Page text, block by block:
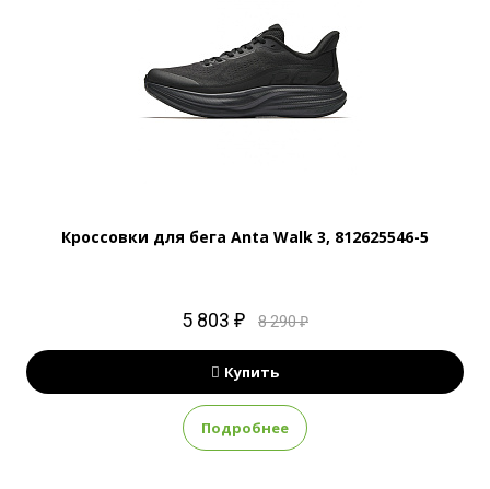
Кроссовки для бега Anta Walk 3, 812625546-5
5 803 ₽ 8 290 ₽
Купить
Подробнее